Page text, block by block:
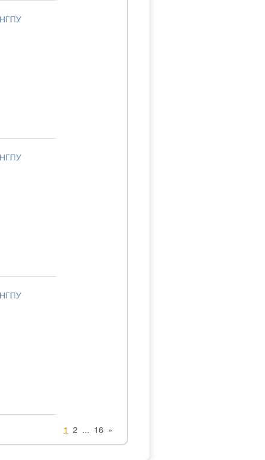
НГПУ
НГПУ
НГПУ
1 2 ... 16 »